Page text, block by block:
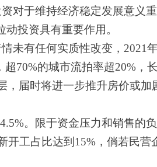
对于维持经济稳定发展意义
投资具有重要作用。
未有任何实质性改变，2021
70%的城市流拍率超20%，
，届时将进一步推升房价或加
。限于资金压力和销售的
开工占比达到15%，倘若民营